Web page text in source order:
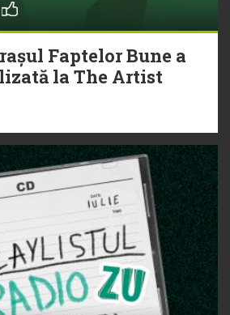
Faptelor Bune a
la The Artist